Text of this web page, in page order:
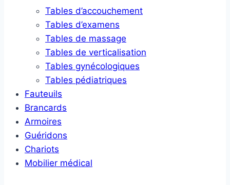
Tables d’accouchement
Tables d’examens
Tables de massage
Tables de verticalisation
Tables gynécologiques
Tables pédiatriques
Fauteuils
Brancards
Armoires
Guéridons
Chariots
Mobilier médical